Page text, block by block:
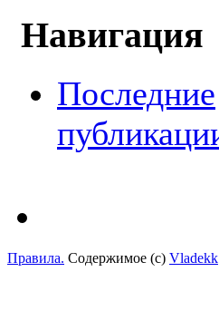
Навигация
Последние
Правила. Содержимое (с) Vladekk